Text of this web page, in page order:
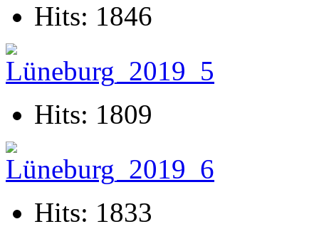
Hits: 1846
Hits: 1809
Hits: 1833